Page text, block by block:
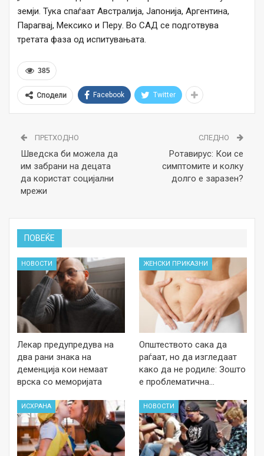
земји. Тука спаѓаат Австралија, Јапонија, Аргентина,
Парагвај, Мексико и Перу. Во САД се подготвува
третата фаза од испитувањата.
385
Сподели Facebook Twitter
ПРЕТХОДНО
Шведска би можела да
им забрани на децата
да користат социјални
мрежи
СЛЕДНО
Ротавирус: Кои се
симптомите и колку
долго е заразен?
ПОВЕЌЕ
НОВОСТИ
Лекар предупредува на
два рани знака на
деменција кои немаат
врска со меморијата
ЖЕНСКИ ПРИКАЗНИ
Општеството сака да
раѓаат, но да изгледаат
како да не родиле: Зошто
е проблематична…
ИСХРАНА НОВОСТИ